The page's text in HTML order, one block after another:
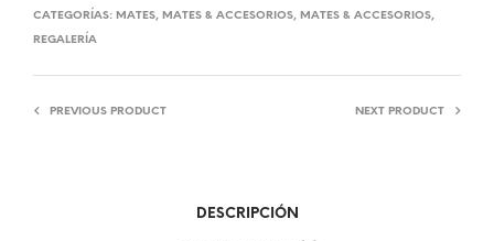
CATEGORÍAS: MATES, MATES & ACCESORIOS, MATES & ACCESORIOS,
REGALERÍA
PREVIOUS PRODUCT NEXT PRODUCT
DESCRIPCIÓN